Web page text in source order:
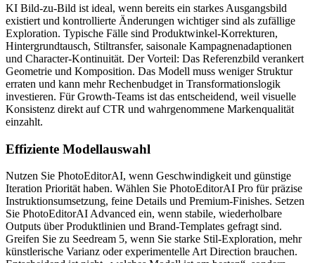
KI Bild-zu-Bild ist ideal, wenn bereits ein starkes Ausgangsbild
existiert und kontrollierte Änderungen wichtiger sind als zufällige
Exploration. Typische Fälle sind Produktwinkel-Korrekturen,
Hintergrundtausch, Stiltransfer, saisonale Kampagnenadaptionen
und Character-Kontinuität. Der Vorteil: Das Referenzbild verankert
Geometrie und Komposition. Das Modell muss weniger Struktur
erraten und kann mehr Rechenbudget in Transformationslogik
investieren. Für Growth-Teams ist das entscheidend, weil visuelle
Konsistenz direkt auf CTR und wahrgenommene Markenqualität
einzahlt.
Effiziente Modellauswahl
Nutzen Sie PhotoEditorAI, wenn Geschwindigkeit und günstige
Iteration Priorität haben. Wählen Sie PhotoEditorAI Pro für präzise
Instruktionsumsetzung, feine Details und Premium-Finishes. Setzen
Sie PhotoEditorAI Advanced ein, wenn stabile, wiederholbare
Outputs über Produktlinien und Brand-Templates gefragt sind.
Greifen Sie zu Seedream 5, wenn Sie starke Stil-Exploration, mehr
künstlerische Varianz oder experimentelle Art Direction brauchen.